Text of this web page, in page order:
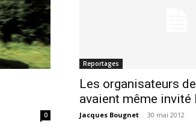
0
Reportages
Les organisateurs
avaient même invité
Jacques Bougnet - 30 mai 2012